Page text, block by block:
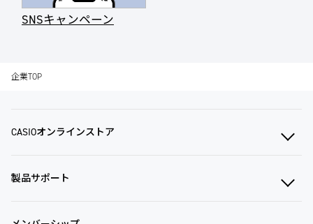
SNSキャンペーン
企業TOP
CASIOオンラインストア
製品サポート